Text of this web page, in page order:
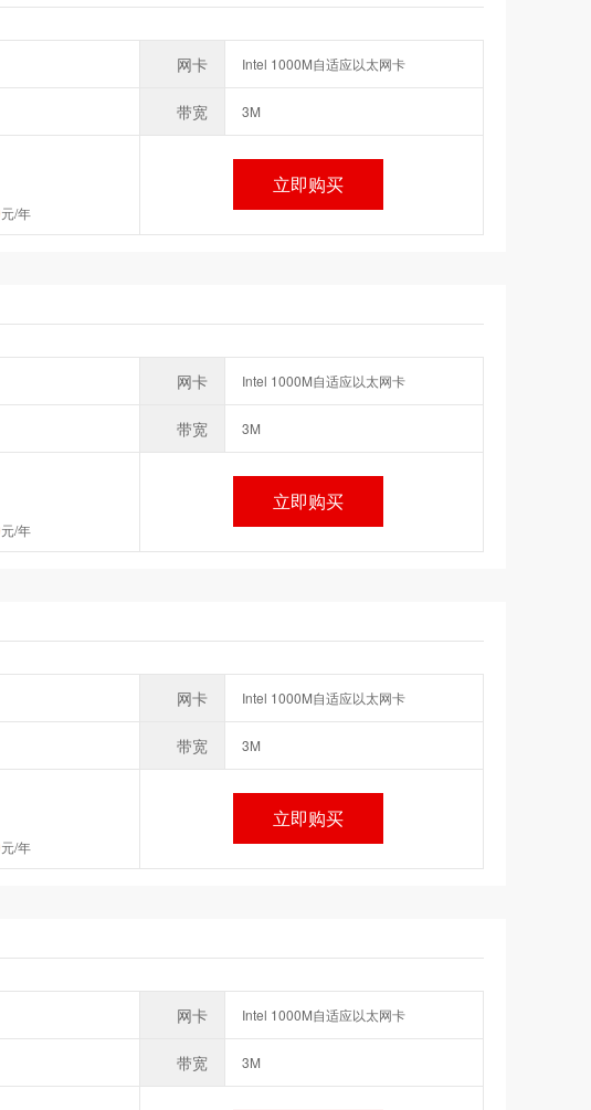
网卡 Intel 1000M自适应以太网卡
带宽 3M
元/年
立即购买
网卡 Intel 1000M自适应以太网卡
带宽 3M
元/年
立即购买
网卡 Intel 1000M自适应以太网卡
带宽 3M
元/年
立即购买
网卡 Intel 1000M自适应以太网卡
带宽 3M